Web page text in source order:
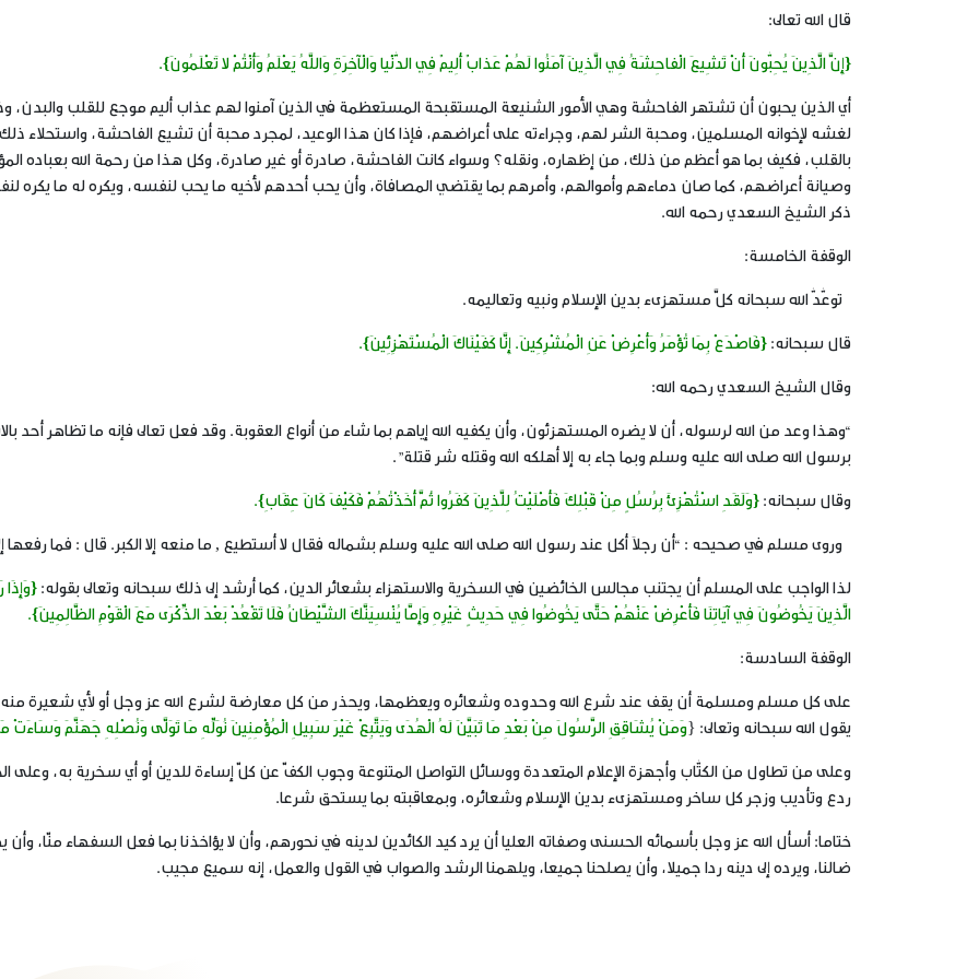
قال الله تعالى:
{إِنَّ الَّذِينَ يُحِبُّونَ أَنْ تَشِيعَ الْفاحِشَةُ فِي الَّذِينَ آمَنُوا لَهُمْ عَذابٌ أَلِيمٌ فِي الدُّنْيا وَالْآخِرَةِ وَاللَّهُ يَعْلَمُ وَأَنْتُمْ لا تَعْلَمُونَ}.
أي الذين يحبون أن تشتهر الفاحشة وهي الأمور الشنيعة المستقبحة المستعظمة في الذين آمنوا لهم عذاب أليم موجع للقلب والبدن،
لغشه لإخوانه المسلمين، ومحبة الشر لهم، وجراءته على أعراضهم، فإذا كان هذا الوعيد، لمجرد محبة أن تشيع الفاحشة، واستحلاء ذلك
بالقلب، فكيف بما هو أعظم من ذلك، من إظهاره، ونقله؟ وسواء كانت الفاحشة، صادرة أو غير صادرة، وكل هذا من رحمة الله بعباده
وصيانة أعراضهم، كما صان دماءهم وأموالهم، وأمرهم بما يقتضي المصافاة، وأن يحب أحدهم لأخيه ما يحب لنفسه، ويكره له ما يكره
ذكر الشيخ السعدي رحمه الله.
الوقفة الخامسة:
توعُّدُّ الله سبحانه كلَّ مستهزىء بدين الإسلام ونبيه وتعاليمه.
قال سبحانه:{فَاصْدَعْ بِمَا تُؤْمَرُ وَأَعْرِضْ عَنِ الْمُشْرِكِينَ. إِنَّا كَفَيْنَاكَ الْمُسْتَهْزِئِينَ}.
وقال الشيخ السعدي رحمه الله:
“وهذا وعد من الله لرسوله، أن لا يضره المستهزئون، وأن يكفيه الله إياهم بما شاء من أنواع العقوبة. وقد فعل تعالى فإنه ما تظاهر أحد
برسول الله صلى الله عليه وسلم وبما جاء به إلا أهلكه الله وقتله شر قتلة”.
وقال سبحانه:{وَلَقَدِ اسْتُهْزِئَ بِرُسُلٍ مِنْ قَبْلِكَ فَأَمْلَيْتُ لِلَّذِينَ كَفَرُوا ثُمَّ أَخَذْتُهُمْ فَكَيْفَ كَانَ عِقَابِ}.
وروى مسلم في صحيحه : “أن رجلاَ أكل عند رسول الله صلى الله عليه وسلم بشماله فقال لا أستطيع , ما منعه إلا الكبر. قال : فما رفعها
لذا الواجب على المسلم أن يجتنب مجالس الخائضين في السخرية والاستهزاء بشعائر الدين، كما أرشد إلى ذلك سبحانه وتعالى بقوله:{وَإِذَا
الَّذِينَ يَخُوضُونَ فِي آيَاتِنَا فَأَعْرِضْ عَنْهُمْ حَتَّى يَخُوضُوا فِي حَدِيثٍ غَيْرِهِ وَإِمَّا يُنْسِيَنَّكَ الشَّيْطَانُ فَلَا تَقْعُدْ بَعْدَ الذِّكْرَى مَعَ الْقَوْمِ الظَّالِمِينَ}.
الوقفة السادسة:
على كل مسلم ومسلمة أن يقف عند شرع الله وحدوده وشعائره ويعظمها، ويحذر من كل معارضة لشرع الله عز وجل أو لأي شعيرة
يقول الله سبحانه وتعالى: {وَمَنْ يُشَاقِقِ الرَّسُولَ مِنْ بَعْدِ مَا تَبَيَّنَ لَهُ الْهُدَى وَيَتَّبِعْ غَيْرَ سَبِيلِ الْمُؤْمِنِينَ نُوَلِّهِ مَا تَوَلَّى وَنُصْلِهِ جَهَنَّمَ وَسَاءَتْ
وعلى من تطاول من الكتُّاب وأجهزة الإعلام المتعددة ووسائل التواصل المتنوعة وجوب الكفّ عن كلّ إساءة للدين أو أي سخرية به، وعلى
ردع وتأديب وزجر كل ساخر ومستهزىء بدين الإسلام وشعائره، وبمعاقبته بما يستحق شرعا.
ختاما:أسأل الله عز وجل بأسمائه الحسنى وصفاته العليا أن يرد كيد الكائدين لدينه في نحورهم، وأن لا يؤاخذنا بما فعل السفهاء منّا،
ضالنا، ويرده إلى دينه ردا جميلا، وأن يصلحنا جميعا، ويلهمنا الرشد والصواب في القول والعمل، إنه سميع مجيب.